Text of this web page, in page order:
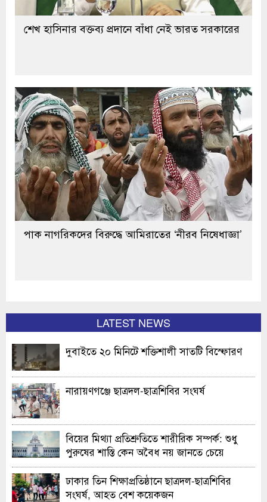
শেখ হাসিনার বক্তব্য প্রদানে বাঁধা নেই ভারত সরকারের
পাক নাগরিকদের বিরুদ্ধে আমিরাতের ‘নীরব নিষেধাজ্ঞা’
LATEST NEWS
দুবাইতে ২০ মিনিটে শক্তিশালী সাতটি বিস্ফোরণ
নারায়ণগঞ্জে ছাত্রদল-ছাত্রশিবির সংঘর্ষ
বিয়ের মিথ্যা প্রতিশ্রুতিতে শারীরিক সম্পর্ক: শুধু
পুরুষের শাস্তি কেন অবৈধ নয় জানতে চেয়ে
হাইকোর্টের রুল
ঢাকার তিন শিক্ষাপ্রতিষ্ঠানে ছাত্রদল-ছাত্রশিবির
সংঘর্ষ, আহত বেশ কয়েকজন